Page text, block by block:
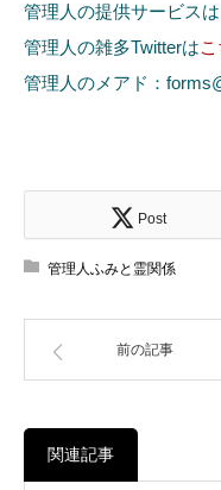
管理人の提供サービスは
管理人の雑多Twitterは
管理人のメアド：
Post
管理人ふみと霊関係
前の記事
関連記事